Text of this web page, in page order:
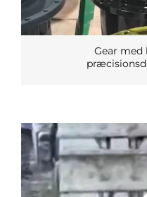
Gear med